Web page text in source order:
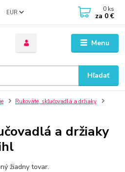
Menu
EUR
Hľadať
0 ks
za 0 €
Rukoväte, skľučovadlá a držiaky
a držiaky
žiadny tovar.